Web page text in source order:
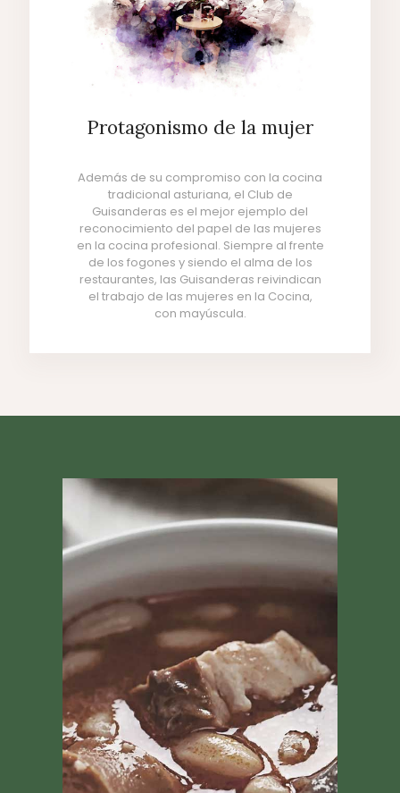
Protagonismo de la mujer
Además de su compromiso con la cocina
tradicional asturiana, el Club de
Guisanderas es el mejor ejemplo del
reconocimiento del papel de las mujeres
en la cocina profesional. Siempre al frente
de los fogones y siendo el alma de los
restaurantes, las Guisanderas reivindican
el trabajo de las mujeres en la Cocina,
con mayúscula.